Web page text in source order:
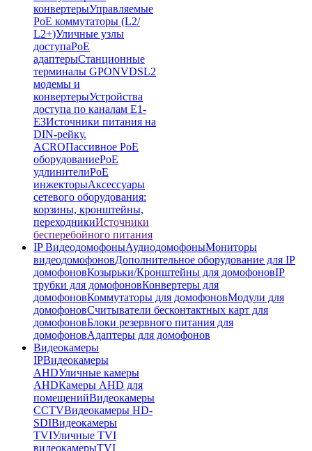
конвертерыУправляемые
PoE коммутаторы (L2/
L2+)Уличные узлы
доступаPoE
адаптерыСтанционные
терминалы GPONVDSL2
модемы и
конвертерыУстройства
доступа по каналам E1-
E3Источники питания на
DIN-рейку.
ACROПассивное PoE
оборудованиеPoE
удлинителиPoE
инжекторыАксессуары
сетевого оборудования:
корзины, кронштейны,
переходникиИсточники
бесперебойного питания
IP ВидеодомофоныАудиодомофоныМониторы
видеодомофоновДополнительное оборудование для IP
домофоновКозырьки/Кронштейны для домофоновIP
трубки для домофоновКонвертеры для
домофоновКоммутаторы для домофоновМодули для
домофоновСчитыватели бесконтактных карт для
домофоновБлоки резервного питания для
домофоновАдаптеры для домофонов
Видеокамеры
IPВидеокамеры
AHDУличные камеры
AHDКамеры AHD для
помещенийВидеокамеры
CCTVВидеокамеры HD-
SDIВидеокамеры
TVIУличные TVI
видеокамерыTVI